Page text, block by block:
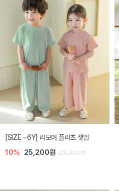
[SIZE ~6Y] 리모어 플리츠 셋업
10% 25,200원 28,000원